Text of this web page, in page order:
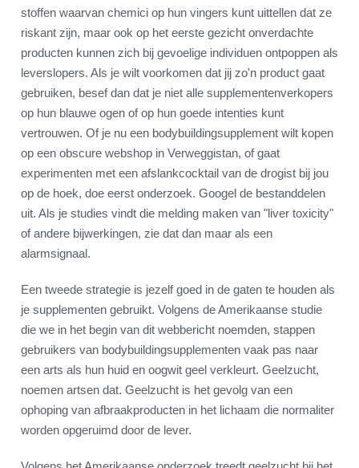
stoffen waarvan chemici op hun vingers kunt uittellen dat ze
riskant zijn, maar ook op het eerste gezicht onverdachte
producten kunnen zich bij gevoelige individuen ontpoppen als
leverslopers. Als je wilt voorkomen dat jij zo'n product gaat
gebruiken, besef dan dat je niet alle supplementenverkopers
op hun blauwe ogen of op hun goede intenties kunt
vertrouwen. Of je nu een bodybuildingsupplement wilt kopen
op een obscure webshop in Verweggistan, of gaat
experimenten met een afslankcocktail van de drogist bij jou
op de hoek, doe eerst onderzoek. Googel de bestanddelen
uit. Als je studies vindt die melding maken van "liver toxicity"
of andere bijwerkingen, zie dat dan maar als een
alarmsignaal.
Een tweede strategie is jezelf goed in de gaten te houden als
je supplementen gebruikt. Volgens de Amerikaanse studie
die we in het begin van dit webbericht noemden, stappen
gebruikers van bodybuildingsupplementen vaak pas naar
een arts als hun huid en oogwit geel verkleurt. Geelzucht,
noemen artsen dat. Geelzucht is het gevolg van een
ophoping van afbraakproducten in het lichaam die normaliter
worden opgeruimd door de lever.